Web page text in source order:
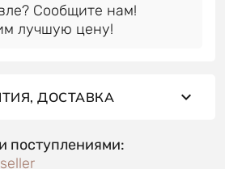
Сообщите нам!
лучшую цену!
ДОСТАВКА
поступлениями: